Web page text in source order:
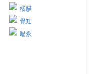
橘貓
覺知
喵永